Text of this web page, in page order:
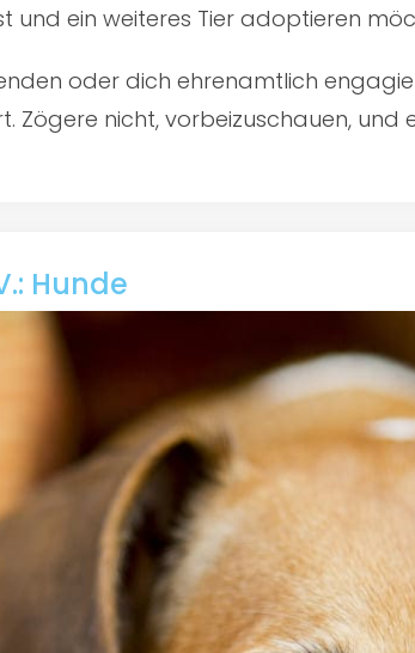
und ein weiteres Tier adoptieren
oder dich ehrenamtlich
Zögere nicht, vorbeizuschauen,
Hunde